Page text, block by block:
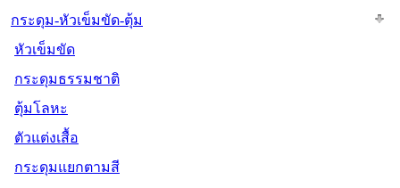
กระดุม-หัวเข็มขัด-ตุ้ม
หัวเข็มขัด
กระดุมธรรมชาติ
ตุ้มโลหะ
ตัวแต่งเสื้อ
กระดุมแยกตามสี